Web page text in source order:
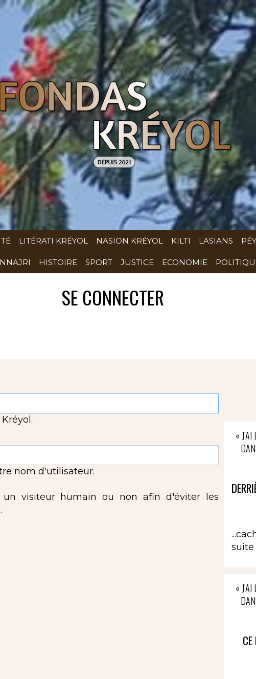
LITÉRATI KRÉYOL NASION KRÉYOL KILTI LASIANS
HISTOIRE SPORT JUSTICE ECONOMIE
SE CONNECTER
nom d'utilisateur.
visiteur humain ou non afin d'éviter les
«
suite
«